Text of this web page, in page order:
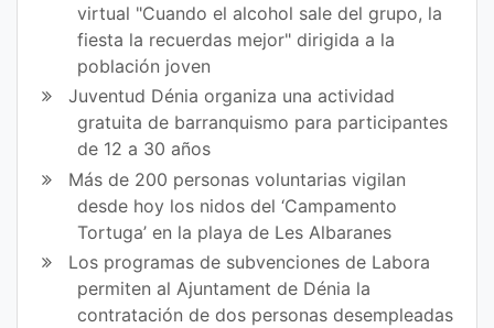
bo
ok
er
virtual "Cuando el alcohol sale del grupo, la
fiesta la recuerdas mejor" dirigida a la
población joven
Juventud Dénia organiza una actividad
gratuita de barranquismo para participantes
de 12 a 30 años
Más de 200 personas voluntarias vigilan
desde hoy los nidos del ‘Campamento
Tortuga’ en la playa de Les Albaranes
Los programas de subvenciones de Labora
permiten al Ajuntament de Dénia la
contratación de dos personas desempleadas